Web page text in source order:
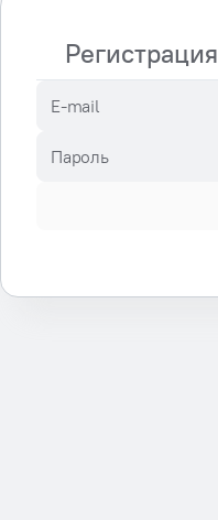
Регистрация
E-mail
Пароль